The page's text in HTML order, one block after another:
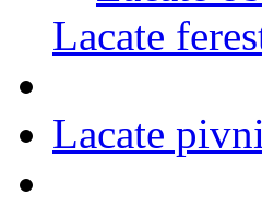
Lacate
Lacate